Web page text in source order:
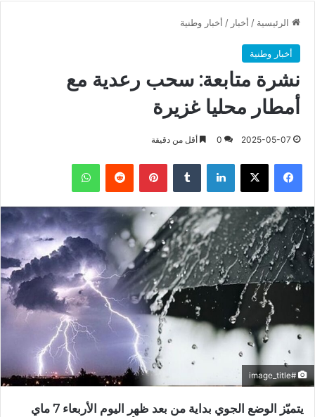
الرئيسية / أخبار / أخبار وطنية
أخبار وطنية
نشرة متابعة: سحب رعدية مع
أمطار محليا غزيرة
2025-05-07
0 أقل من دقيقة
فيسبوك X لينكدإن بينتيريست واتساب
#image_title
يتميّز الوضع الجوي بداية من بعد ظهر اليوم الأربعاء 7 ماي